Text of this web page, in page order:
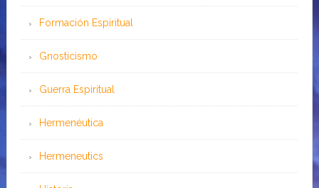
Formación Espiritual
Gnosticismo
Guerra Espiritual
Hermenéutica
Hermeneutics